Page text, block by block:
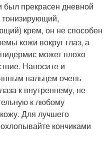
был прекрасен дневной
крем, он не способен
кожи вокруг глаз, а
может плохо
Наносите и
пальцем очень
к внутреннему, не
к любому
Для лучшего
кончиками